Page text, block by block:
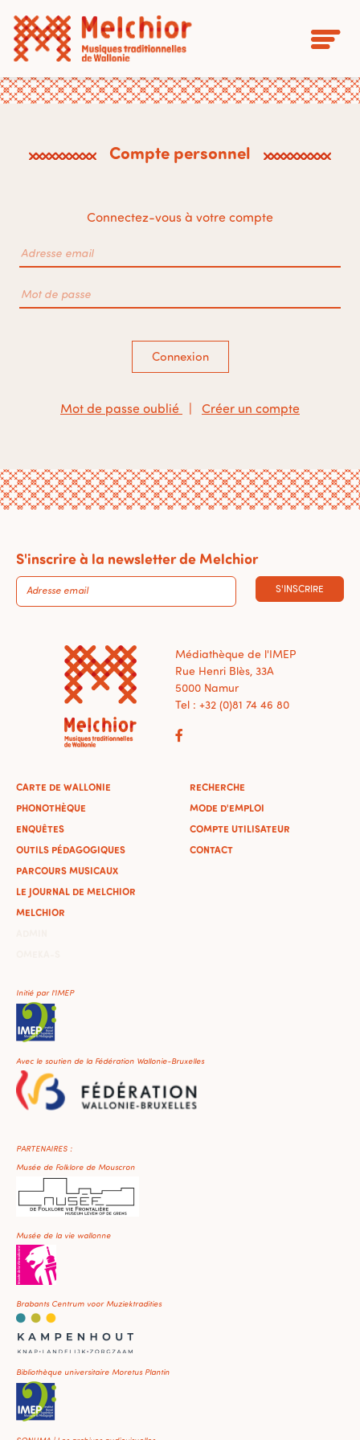
Compte personnel
Connectez-vous à votre compte
Connexion
Mot de passe oublié Créer un compte
S'inscrire à la newsletter de Melchior
S'INSCRIRE
Médiathèque de l'IMEP
Rue Henri Blès, 33A
5000 Namur
Tel : +32 (0)81 74 46 80
CARTE DE WALLONIE
PHONOTHÈQUE
ENQUÊTES
OUTILS PÉDAGOGIQUES
PARCOURS MUSICAUX
LE JOURNAL DE MELCHIOR
MELCHIOR
RECHERCHE
MODE D'EMPLOI
COMPTE UTILISATEUR
CONTACT
Initié par l'IMEP
Avec le soutien de la Fédération Wallonie-Bruxelles
PARTENAIRES :
Musée de Folklore de Mouscron
Musée de la vie wallonne
Brabants Centrum voor Muziektradities
Bibliothèque universitaire Moretus Plantin